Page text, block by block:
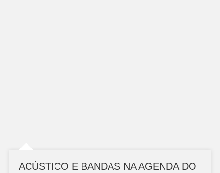
ACÚSTICO E BANDAS NA AGENDA DO